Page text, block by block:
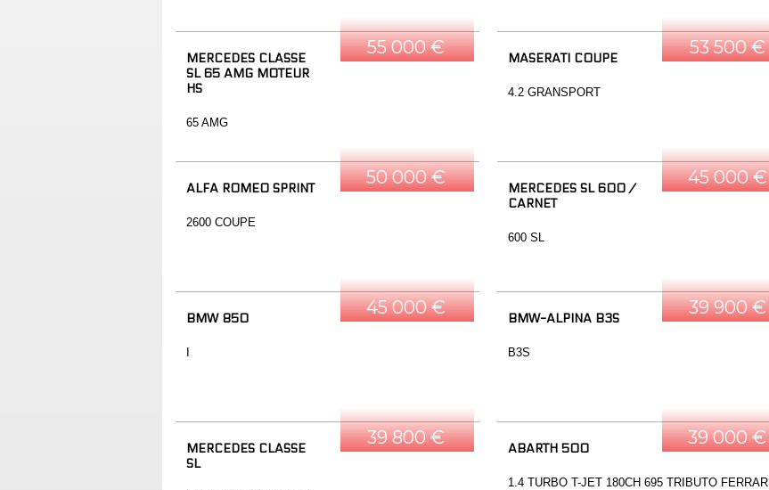
55 000 €
MERCEDES CLASSE
SL 65 AMG MOTEUR
HS
65 AMG
53 500 €
MASERATI COUPE
4.2 GRANSPORT
50 000 €
ALFA ROMEO SPRINT
2600 COUPE
45 000 €
MERCEDES SL 600 /
CARNET
600 SL
45 000 €
BMW 850
39 900 €
BMW-ALPINA B3S
B3S
39 800 €
MERCEDES CLASSE
SL
39 000 €
ABARTH 500
1.4 TURBO T-JET 180CH 695 TRIBUTO FERRARI